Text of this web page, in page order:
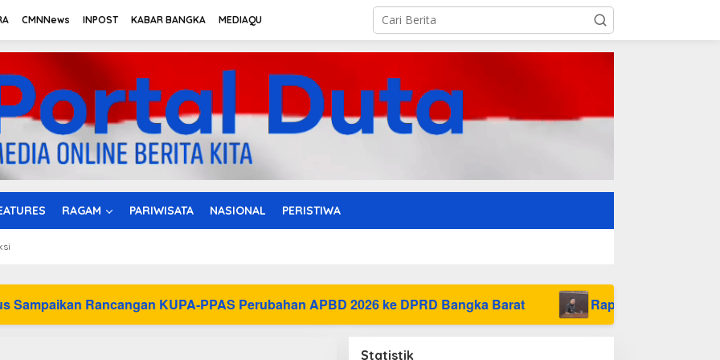
CMNNews INPOST KABAR BANGKA MEDIAQU
RAGAM PARIWISATA NASIONAL PERISTIWA
KUPA-PPAS Perubahan APBD 2026 ke DPRD Bangka Barat Raperda Pajak dan Retribusi
Statistik